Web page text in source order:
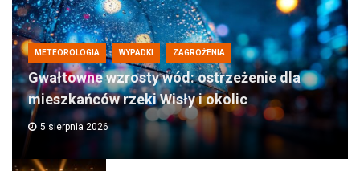
METEOROLOGIA WYPADKI ZAGROŻENIA
Gwałtowne wzrosty wód: ostrzeżenie dla
mieszkańców rzeki Wisły i okolic
5 sierpnia 2026